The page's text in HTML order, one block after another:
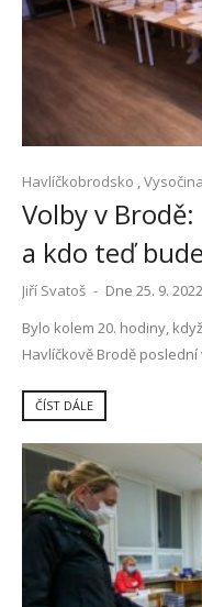
Havlíčkobrodsko Vysočina
Volby v
a kdo teď
Jiří Svatoš - Dne 25. 9. 2022
Bylo kolem 20. hodiny,
Havlíčkově Brodě
ČÍST DÁLE